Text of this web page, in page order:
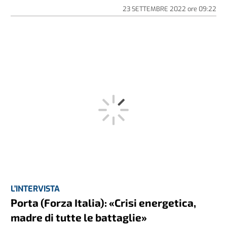
23 SETTEMBRE 2022 ore 09:22
L'INTERVISTA
Porta (Forza Italia): «Crisi energetica,
madre di tutte le battaglie»